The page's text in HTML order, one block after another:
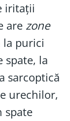
iritații
are zone
la purici
spate, la
sarcoptică
urechilor,
spate